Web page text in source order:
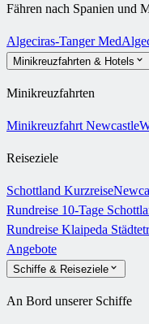
Fähren nach Spanien und
Algeciras-Tanger Med
Minikreuzfahrten & Hotels
Minikreuzfahrten
Minikreuzfahrt Newcastle
Reiseziele
Schottland Kurzreise
Rundreise 10-Tage
Rundreise Klaipeda
Angebote
Schiffe & Reiseziele
An Bord unserer Schiffe